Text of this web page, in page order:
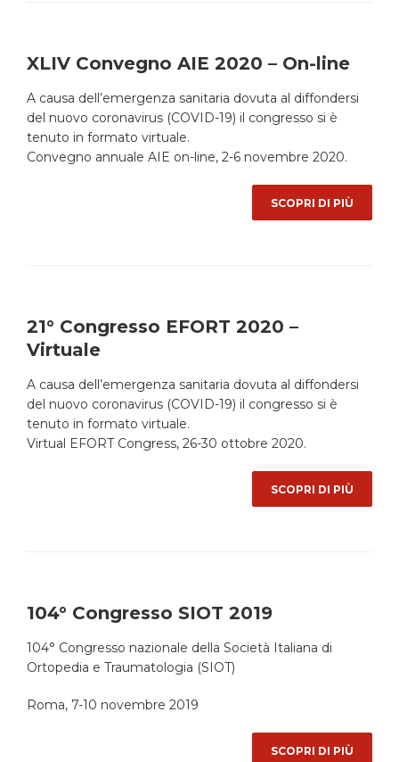
XLIV Convegno AIE 2020 – On-line
A causa dell’emergenza sanitaria dovuta al diffondersi
del nuovo coronavirus (COVID-19) il congresso si è
tenuto in formato virtuale.
Convegno annuale AIE on-line, 2-6 novembre 2020.
SCOPRI DI PIÙ
21° Congresso EFORT 2020 –
Virtuale
A causa dell’emergenza sanitaria dovuta al diffondersi
del nuovo coronavirus (COVID-19) il congresso si è
tenuto in formato virtuale.
Virtual EFORT Congress, 26-30 ottobre 2020.
SCOPRI DI PIÙ
104° Congresso SIOT 2019
104° Congresso nazionale della Società Italiana di
Ortopedia e Traumatologia (SIOT)
Roma, 7-10 novembre 2019
SCOPRI DI PIÙ